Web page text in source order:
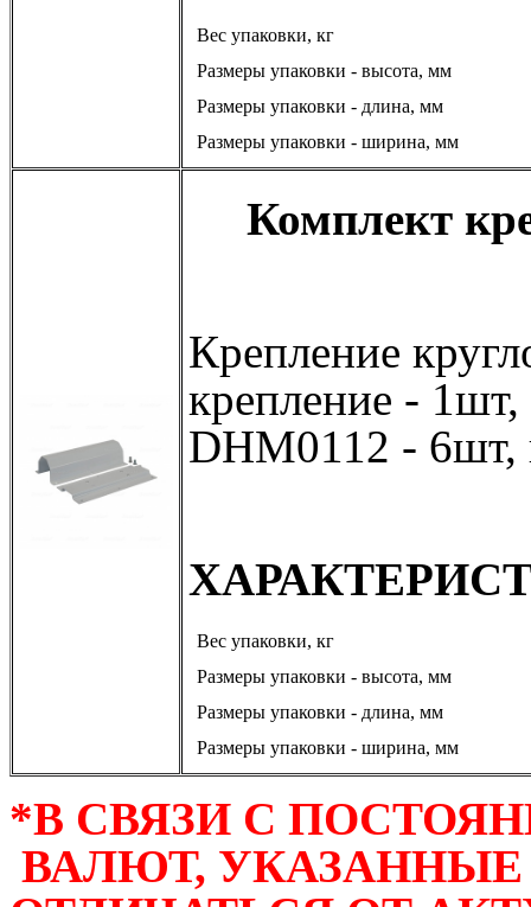
Вес упаковки, кг
Размеры упаковки - высота, мм
Размеры упаковки - длина, мм
Размеры упаковки - ширина, мм
Комплект
Крепление
крепление -
DHM0112 -
Вес упаковки, кг
Размеры упаковки - высота, мм
Размеры упаковки - длина, мм
Размеры упаковки - ширина, мм
*В СВЯЗИ С
ВАЛЮТ,